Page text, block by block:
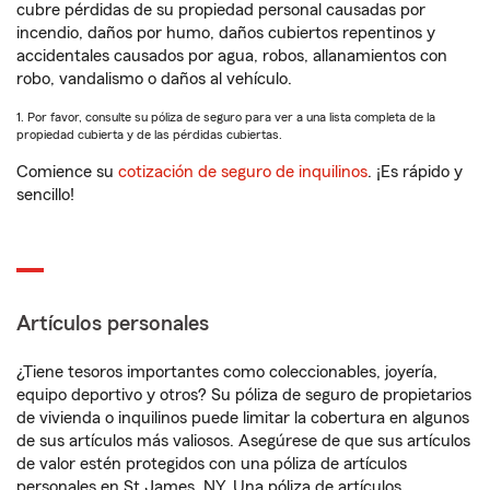
cubre pérdidas de su propiedad personal causadas por
incendio, daños por humo, daños cubiertos repentinos y
accidentales causados por agua, robos, allanamientos con
robo, vandalismo o daños al vehículo.
1. Por favor, consulte su póliza de seguro para ver a una lista completa de la
propiedad cubierta y de las pérdidas cubiertas.
Comience su cotización de seguro de inquilinos. ¡Es rápido y
sencillo!
Artículos personales
¿Tiene tesoros importantes como coleccionables, joyería,
equipo deportivo y otros? Su póliza de seguro de propietarios
de vivienda o inquilinos puede limitar la cobertura en algunos
de sus artículos más valiosos. Asegúrese de que sus artículos
de valor estén protegidos con una póliza de artículos